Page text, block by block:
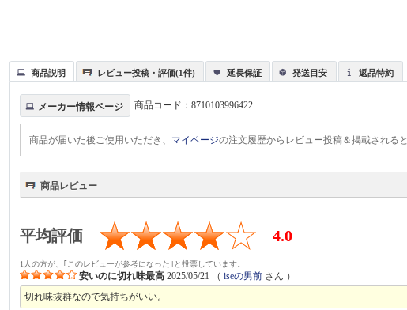
商品説明 レビュー投稿・評価(1件) 延長保証 発送目安 返品特約
メーカー情報ページ 商品コード：8710103996422
商品が届いた後ご使用いただき、 マイページの注文履歴からレビュー投稿＆掲載されると
商品レビュー
平均評価 4.0
1人の方が、｢このレビューが参考になった｣と投票しています。
安いのに切れ味最高 2025/05/21 （iseの男前 さん ）
切れ味抜群なので気持ちがいい。